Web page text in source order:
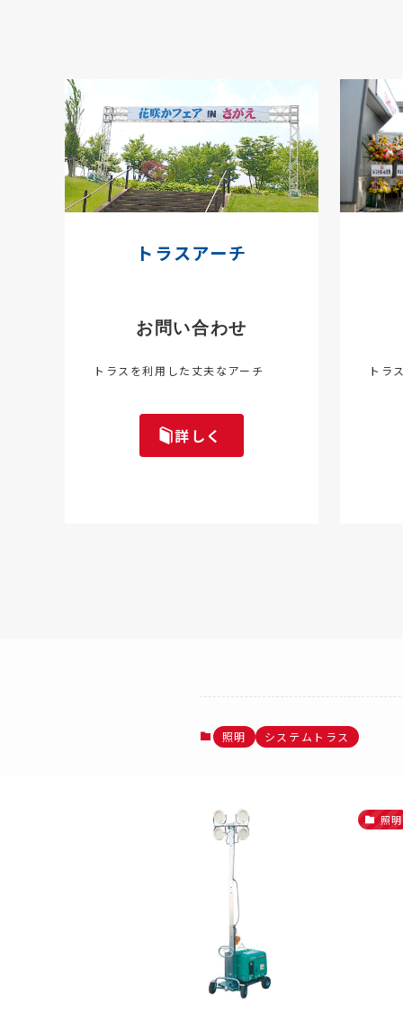
トラスアーチ
お問い合わせ
トラスを利用した丈夫なアーチ
詳しく
トラ
照明 システムトラス
照明